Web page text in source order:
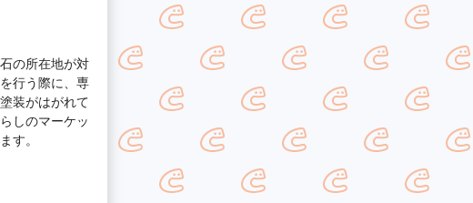
の所在地が対
行う際に、専
装がはがれて
しのマーケッ
す。